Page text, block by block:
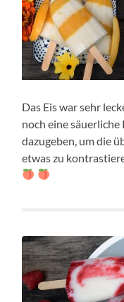
Das Eis war sehr
noch eine
dazugeben, um die
etwas zu